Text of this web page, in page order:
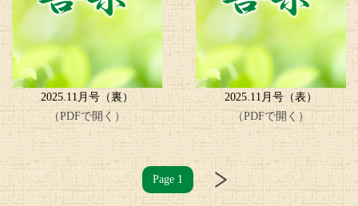
2025.11月号（裏）
（PDFで開く）
2025.11月号（表）
（PDFで開く）
Page 1